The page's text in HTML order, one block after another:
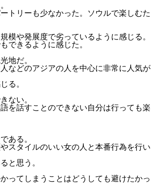
トリーも少なかった。ソウルで楽しむた
模や発展度で劣っているように感じる。
できるように感じた。
地だ。
などのアジアの人を中心に非常に人気が
る。
ない。
を話すことのできない自分は行っても楽
ある。
スタイルのいい女の人と本番行為を行い
と思う。
ってしまうことはどうしても避けたかっ